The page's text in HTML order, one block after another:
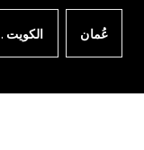
عُمان الكويت .